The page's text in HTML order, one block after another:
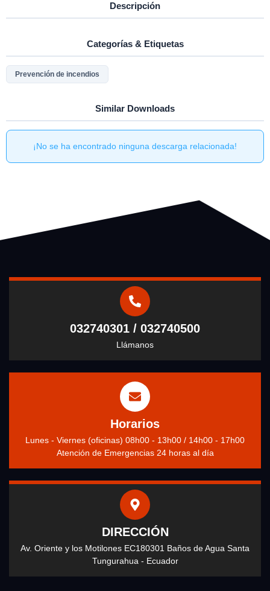
Descripción
Categorías & Etiquetas
Prevención de incendios
Similar Downloads
¡No se ha encontrado ninguna descarga relacionada!
032740301 / 032740500
Llámanos
Horarios
Lunes - Viernes (oficinas) 08h00 - 13h00 / 14h00 - 17h00
Atención de Emergencias 24 horas al día
DIRECCIÓN
Av. Oriente y los Motilones EC180301 Baños de Agua Santa
Tungurahua - Ecuador